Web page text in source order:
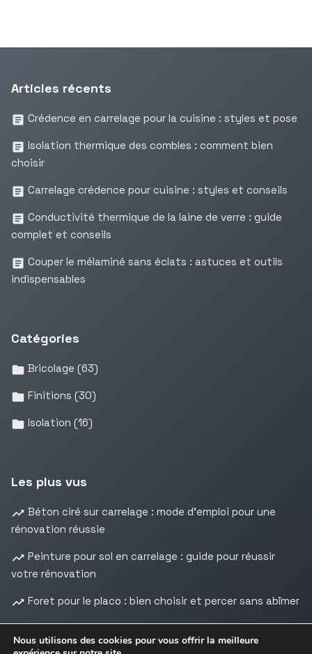
Articles récents
Crédence en carrelage pour la cuisine : styles et pose
Isolation thermique des combles : comment bien
choisir
Carrelage crédence pour cuisine : styles et conseils
Conductivité thermique de la laine de verre : guide
complet et conseils
Couper le mélaminé sans éclats : astuces et outils
indispensables
Catégories
Bricolage (63)
Finitions (30)
Isolation (16)
Les plus vus
Béton ciré sur carrelage : mode d’emploi pour une
rénovation réussie
Peinture pour sol en carrelage : guide pour réussir
votre rénovation
Foret pour le placo : bien choisir et percer sans abîmer
Nous utilisons des cookies pour vous offrir la meilleure